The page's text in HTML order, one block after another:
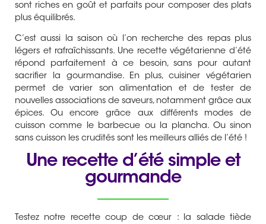
sont riches en goût et parfaits pour composer des plats
plus équilibrés.
C’est aussi la saison où l’on recherche des repas plus
légers et rafraîchissants. Une recette végétarienne d’été
répond parfaitement à ce besoin, sans pour autant
sacrifier la gourmandise. En plus, cuisiner végétarien
permet de varier son alimentation et de tester de
nouvelles associations de saveurs, notamment grâce aux
épices. Ou encore grâce aux différents modes de
cuisson comme le barbecue ou la plancha. Ou sinon
sans cuisson les crudités sont les meilleurs alliés de l’été !
Une recette d’été simple et
gourmande
Testez notre recette coup de cœur : la salade tiède